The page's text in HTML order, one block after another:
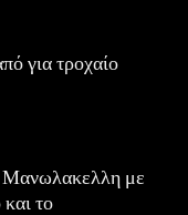
για τροχαίο
με
το